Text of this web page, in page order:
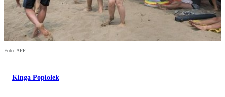
Foto: AFP
Kinga Popiołek